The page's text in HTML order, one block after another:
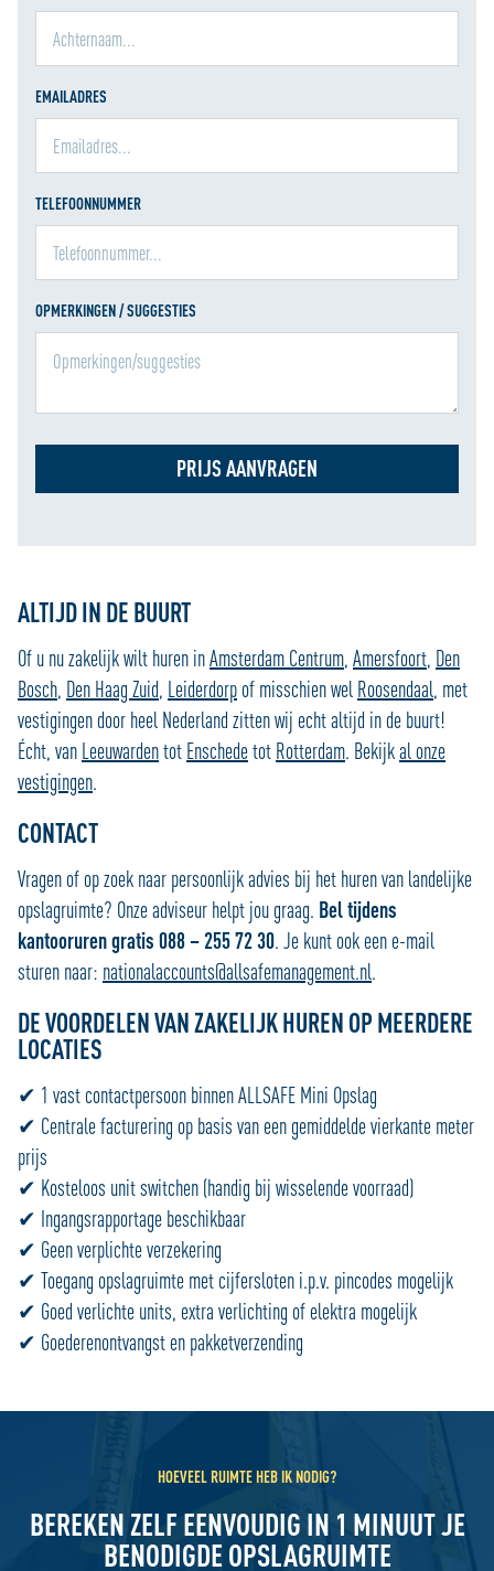
EMAILADRES
TELEFOONNUMMER
OPMERKINGEN / SUGGESTIES
PRIJS AANVRAGEN
ALTIJD IN DE BUURT
Of u nu zakelijk wilt huren inAmsterdam Centrum, Amersfoort, Den
Bosch, Den Haag Zuid, Leiderdorpof misschien wel Roosendaal, met
vestigingen door heel Nederland zitten wij echt altijd in de buurt!
Écht, van Leeuwardentot Enschedetot Rotterdam. Bekijkal onze
vestigingen.
CONTACT
Vragen of op zoek naar persoonlijk advies bij het huren van landelijke
opslagruimte? Onze adviseur helpt jou graag. Bel tijdens
kantooruren gratis 088 – 255 72 30. Je kunt ook een e-mail
sturen naar: nationalaccounts@allsafemanagement.nl.
DE VOORDELEN VAN ZAKELIJK HUREN OP MEERDERE
LOCATIES
✔ 1 vast contactpersoon binnen ALLSAFE Mini Opslag
✔ Centrale facturering op basis van een gemiddelde vierkante meter
prijs
✔ Kosteloos unit switchen (handig bij wisselende voorraad)
✔ Ingangsrapportage beschikbaar
✔ Geen verplichte verzekering
✔ Toegang opslagruimte met cijfersloten i.p.v. pincodes mogelijk
✔ Goed verlichte units, extra verlichting of elektra mogelijk
✔ Goederenontvangst en pakketverzending
HOEVEEL RUIMTE HEB IK NODIG?
BEREKEN ZELF EENVOUDIG IN 1 MINUUT JE
BENODIGDE OPSLAGRUIMTE